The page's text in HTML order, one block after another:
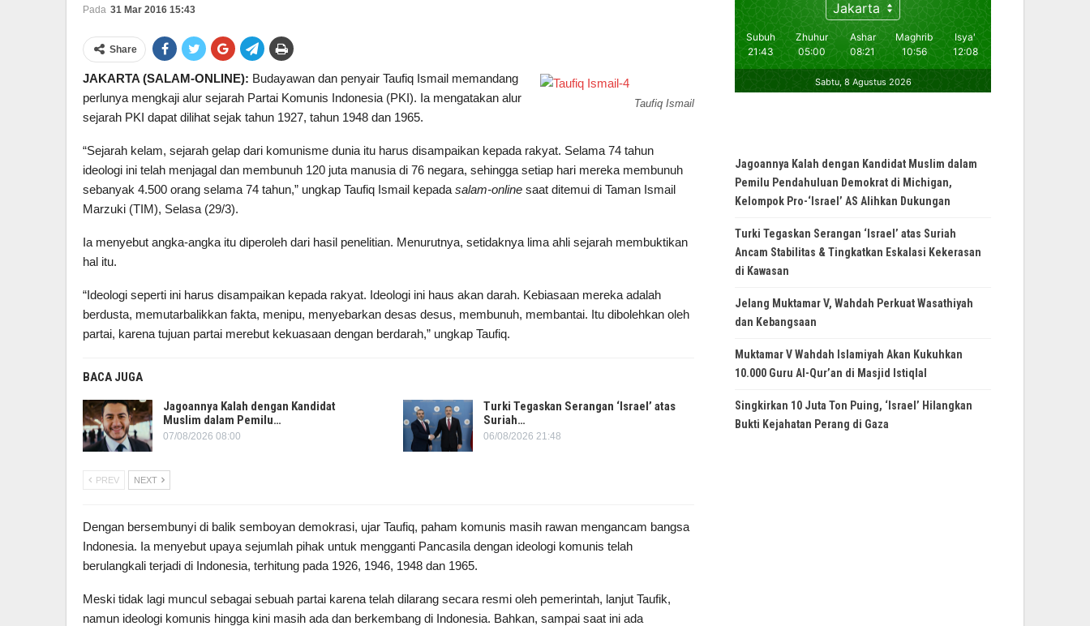
Pada 31 Mar 2016 15:43
Share
Taufiq Ismail
JAKARTA (SALAM-ONLINE): Budayawan dan penyair Taufiq Ismail memandang
perlunya mengkaji alur sejarah Partai Komunis Indonesia (PKI). Ia mengatakan alur
sejarah PKI dapat dilihat sejak tahun 1927, tahun 1948 dan 1965.
“Sejarah kelam, sejarah gelap dari komunisme dunia itu harus disampaikan kepada rakyat. Selama 74 tahun
ideologi ini telah menjagal dan membunuh 120 juta manusia di 76 negara, sehingga setiap hari mereka membunuh
sebanyak 4.500 orang selama 74 tahun,” ungkap Taufiq Ismail kepada salam-online saat ditemui di Taman Ismail
Marzuki (TIM), Selasa (29/3).
Ia menyebut angka-angka itu diperoleh dari hasil penelitian. Menurutnya, setidaknya lima ahli sejarah membuktikan
hal itu.
“Ideologi seperti ini harus disampaikan kepada rakyat. Ideologi ini haus akan darah. Kebiasaan mereka adalah
berdusta, memutarbalikkan fakta, menipu, menyebarkan desas desus, membunuh, membantai. Itu dibolehkan oleh
partai, karena tujuan partai merebut kekuasaan dengan berdarah,” ungkap Taufiq.
BACA JUGA
Jagoannya Kalah dengan Kandidat
Muslim dalam Pemilu…
07/08/2026 08:00
Turki Tegaskan Serangan ‘Israel’ atas
Suriah…
06/08/2026 21:48
PREV NEXT
Dengan bersembunyi di balik semboyan demokrasi, ujar Taufiq, paham komunis masih rawan mengancam bangsa
Indonesia. Ia menyebut upaya sejumlah pihak untuk mengganti Pancasila dengan ideologi komunis telah
berulangkali terjadi di Indonesia, terhitung pada 1926, 1946, 1948 dan 1965.
Meski tidak lagi muncul sebagai sebuah partai karena telah dilarang secara resmi oleh pemerintah, lanjut Taufik,
namun ideologi komunis hingga kini masih ada dan berkembang di Indonesia. Bahkan, sampai saat ini ada
Jagoannya Kalah dengan Kandidat Muslim dalam
Pemilu Pendahuluan Demokrat di Michigan,
Kelompok Pro-‘Israel’ AS Alihkan Dukungan
Turki Tegaskan Serangan ‘Israel’ atas Suriah
Ancam Stabilitas & Tingkatkan Eskalasi Kekerasan
di Kawasan
Jelang Muktamar V, Wahdah Perkuat Wasathiyah
dan Kebangsaan
Muktamar V Wahdah Islamiyah Akan Kukuhkan
10.000 Guru Al-Qur’an di Masjid Istiqlal
Singkirkan 10 Juta Ton Puing, ‘Israel’ Hilangkan
Bukti Kejahatan Perang di Gaza